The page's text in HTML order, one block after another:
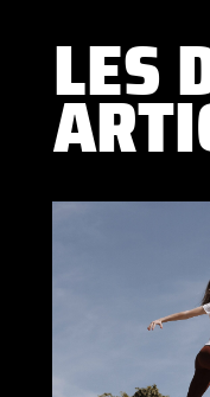
LES